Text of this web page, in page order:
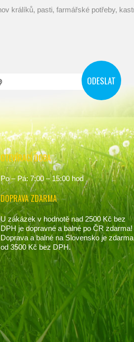
OTEVÍRACÍ DOBA
Po – Pá: 7:00 – 15:00 hod
DOPRAVA ZDARMA
U zákázek v hodnotě nad 2500 Kč bez
DPH je dopravné a balné po ČR zdarma!
Doprava a balné na Slovensko je zdarma
od 3500 Kč bez DPH.